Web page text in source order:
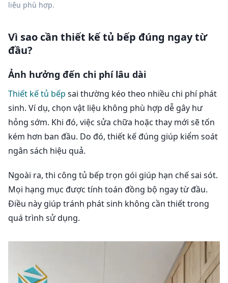
liệu phù hợp.
Vì sao cần thiết kế tủ bếp đúng ngay từ
đầu?
Ảnh hưởng đến chi phí lâu dài
Thiết kế tủ bếp sai thường kéo theo nhiều chi phí phát
sinh. Ví dụ, chọn vật liệu không phù hợp dễ gây hư
hỏng sớm. Khi đó, việc sửa chữa hoặc thay mới sẽ tốn
kém hơn ban đầu. Do đó, thiết kế đúng giúp kiểm soát
ngân sách hiệu quả.
Ngoài ra, thi công tủ bếp trọn gói giúp hạn chế sai sót.
Mọi hạng mục được tính toán đồng bộ ngay từ đầu.
Điều này giúp tránh phát sinh không cần thiết trong
quá trình sử dụng.